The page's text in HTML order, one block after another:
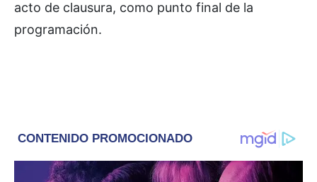
acto de clausura, como punto final de la
programación.